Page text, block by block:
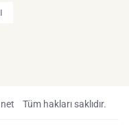
Tüm hakları saklıdır.